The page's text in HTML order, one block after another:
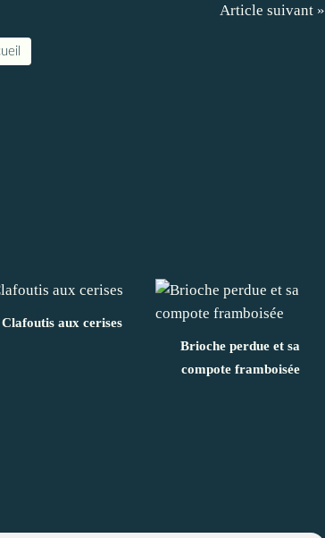
Article suivant »
Clafoutis aux cerises
Brioche perdue et sa
compote framboisée